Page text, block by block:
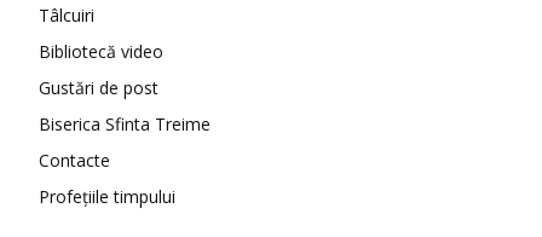
Tâlcuiri
Bibliotecă video
Gustări de post
Biserica Sfinta Treime
Contacte
Profețiile timpului